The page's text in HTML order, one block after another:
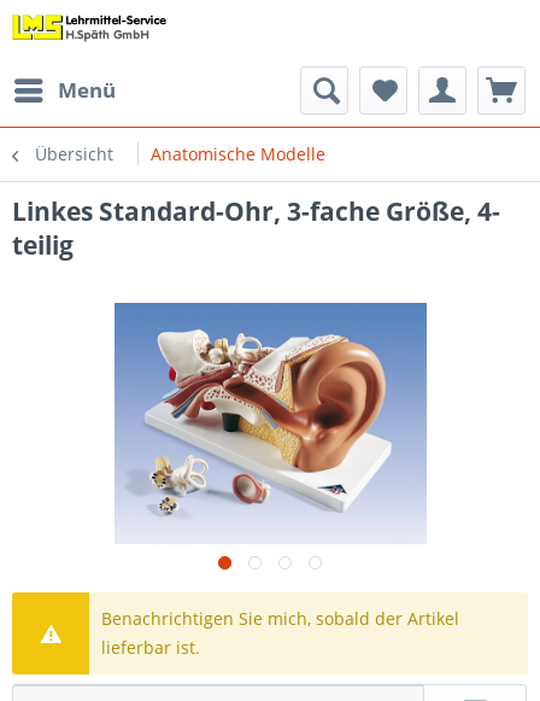
Menü
Übersicht Anatomische Modelle
Linkes Standard-Ohr, 3-fache Größe, 4-
teilig
Benachrichtigen Sie mich, sobald der Artikel
lieferbar ist.